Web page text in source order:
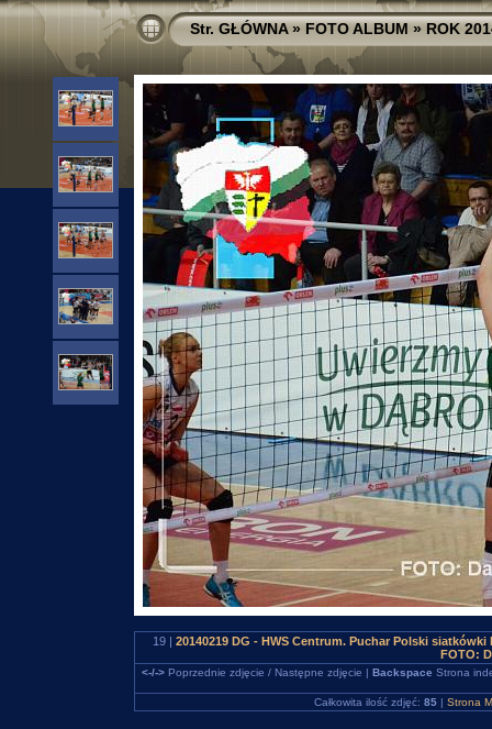
Str. GŁÓWNA»FOTO ALBUM»ROK
19 | 20140219 DG - HWS Centrum. Puchar Polski
FOTO:
<-/->Poprzednie zdjęcie / Następne zdjęcie | Backspace Strona
Całkowita ilość zdjęć: 85 | Strona